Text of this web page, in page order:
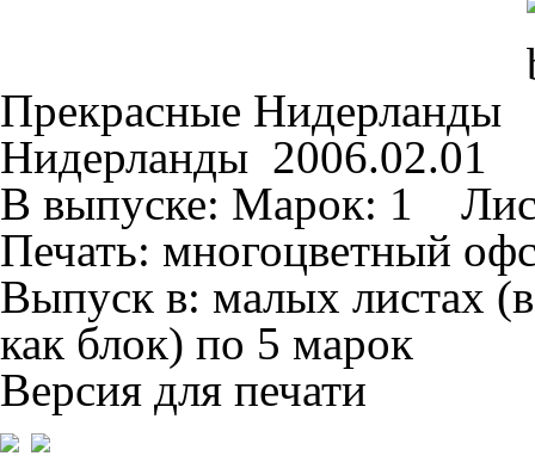
Прекрасные Нидерланды
Нидерланды 2006.02.01
В выпуске: Марок: 1
Печать: многоцветный
Выпуск в: малых листах (в
как блок) по 5 марок
Версия для печати